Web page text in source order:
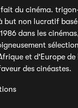
fait du cinéma.
but non lucratif basé
dans les
et d'Europe
des cinéastes.